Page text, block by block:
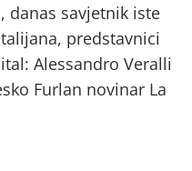
danas savjetnik iste
predstavnici
Alessandro Veralli
Furlan novinar La